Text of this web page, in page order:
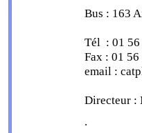
Bus : 163
Tél : 01 56
Fax : 01
email :
Directeur :
.